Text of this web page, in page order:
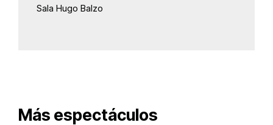
Sala Hugo Balzo
Más espectáculos